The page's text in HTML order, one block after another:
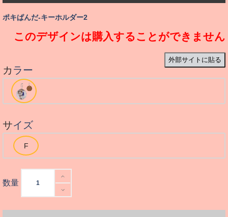
ポキぱんだ-キーホルダー2
このデザインは購入することができません
外部サイトに貼る
カラー
サイズ
数量